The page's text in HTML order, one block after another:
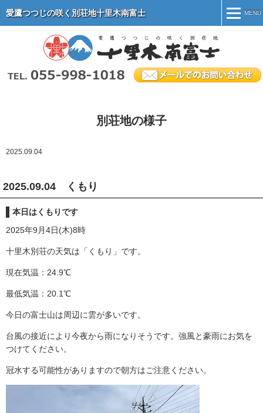
愛鷹つつじの咲く別荘地十里木南富士 MENU
MENU
別荘地紹介
物件情報
オーナー専用ページ
別荘地の様子
2025.09.04
2025.09.04 くもり
本日はくもりです
2025年9月4日(木)8時
十里木別荘の天気は「くもり」です。
現在気温：24.9℃
最低気温：20.1℃
今日の富士山は周辺に雲が多いです。
台風の接近により今夜から雨になりそうです。強風と豪雨にお気を
つけてください。
冠水する可能性がありますので朝方はご注意ください。